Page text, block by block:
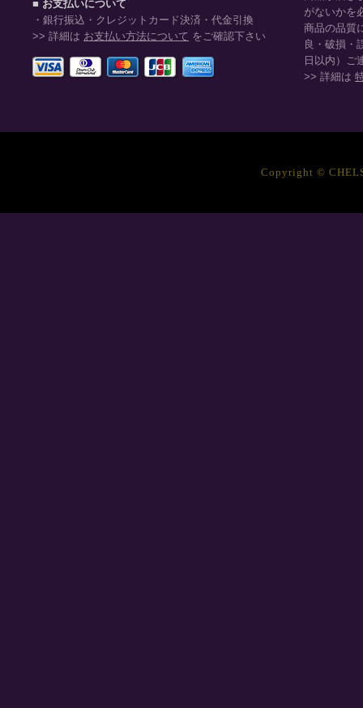
■ お支払いについて
・銀行振込・クレジットカード決済・代金引換
>> 詳細は お支払い方法について をご確認下さい
がないかを
商品の品質
良・破損・
日以内）ご
>> 詳細は
Copyright ©